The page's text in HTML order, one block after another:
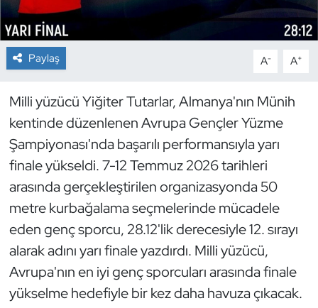
Paylaş A- A+
Milli yüzücü Yiğiter Tutarlar, Almanya'nın Münih
kentinde düzenlenen Avrupa Gençler Yüzme
Şampiyonası'nda başarılı performansıyla yarı
finale yükseldi. 7-12 Temmuz 2026 tarihleri
arasında gerçekleştirilen organizasyonda 50
metre kurbağalama seçmelerinde mücadele
eden genç sporcu, 28.12'lik derecesiyle 12. sırayı
alarak adını yarı finale yazdırdı. Milli yüzücü,
Avrupa'nın en iyi genç sporcuları arasında finale
yükselme hedefiyle bir kez daha havuza çıkacak.
Dağcılık
Dans Sporları
Dövüş Sanatı
E-Spor
Eskrim
Futbol
Futsal
Genel